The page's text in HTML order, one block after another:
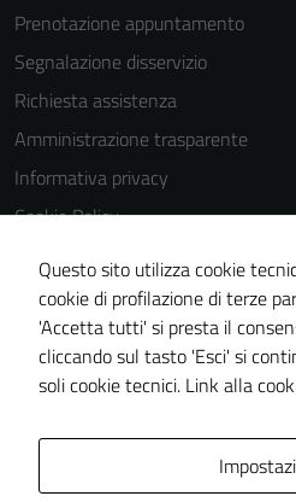
Prenotazione appuntamento
Segnalazione disservizio
Richiesta assistenza
Amministrazione trasparente
Informativa privacy
Cookie Policy
Note legali
Dichiarazione di accessibilità
Piano di miglioramento del sito
Statistiche sito web
Questo sito utilizza cookie
cookie di profilazione di terze
'Accetta tutti' si presta il
cliccando sul tasto 'Esci' si
soli cookie tecnici. Link alla